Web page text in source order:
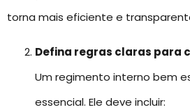
torna mais eficiente e
Defina regras claras para
Um regimento interno bem
essencial. Ele deve incluir: